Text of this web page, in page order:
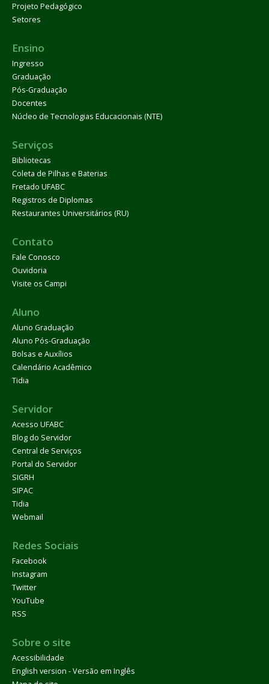
Projeto Pedagógico
Setores
Ensino
Ingresso
Graduação
Pós-Graduação
Docentes
Núcleo de Tecnologias Educacionais (NTE)
Serviços
Bibliotecas
Coleta de Pilhas e Baterias
Fretado UFABC
Registros de Diplomas
Restaurantes Universitários (RU)
Contato
Fale Conosco
Ouvidoria
Visite os Campi
Aluno
Aluno Graduação
Aluno Pós-Graduação
Bolsas e Auxílios
Calendário Acadêmico
Tidia
Servidor
Acesso UFABC
Blog do Servidor
Central de Serviços
Portal do Servidor
SIGRH
SIPAC
Tidia
Webmail
Redes Sociais
Facebook
Instagram
Twitter
YouTube
RSS
Sobre o site
Acessibilidade
English version - Versão em Inglês